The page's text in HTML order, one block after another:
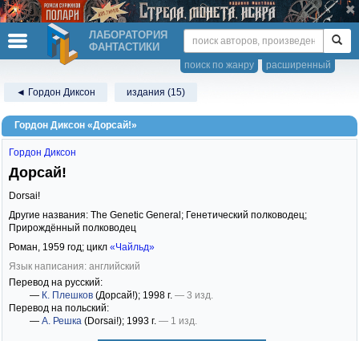
ЛАБОРАТОРИЯ
ФАНТАСТИКИ
расширенный
поиск по жанру
◄ Гордон Диксон издания (15)
Гордон Диксон «Дорсай!»
Гордон Диксон
Дорсай!
Dorsai!
Другие названия: The Genetic General; Генетический полководец;
Прирождённый полководец
Роман, 1959 год; цикл «Чайльд»
Язык написания: английский
Перевод на русский:
— К. Плешков (Дорсай!); 1998 г. — 3 изд.
Перевод на польский:
— А. Решка (Dorsai!); 1993 г. — 1 изд.